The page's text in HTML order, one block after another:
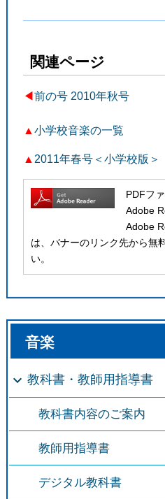
関連ページ
◀︎前の号 2010年秋号
▲ 小学校音楽の一覧
▲ 2011年春号＜小学校版＞
PDFフ
Adobe
Adobe
は、バナーのリンク先から無
い。
音楽
教科書・教師用指導書
教科書内容のご案内
教師用指導書
デジタル教科書